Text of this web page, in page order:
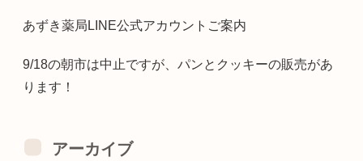
あずき薬局LINE公式アカウントご案内
9/18の朝市は中止ですが、パンとクッキーの販売があ
ります！
アーカイブ